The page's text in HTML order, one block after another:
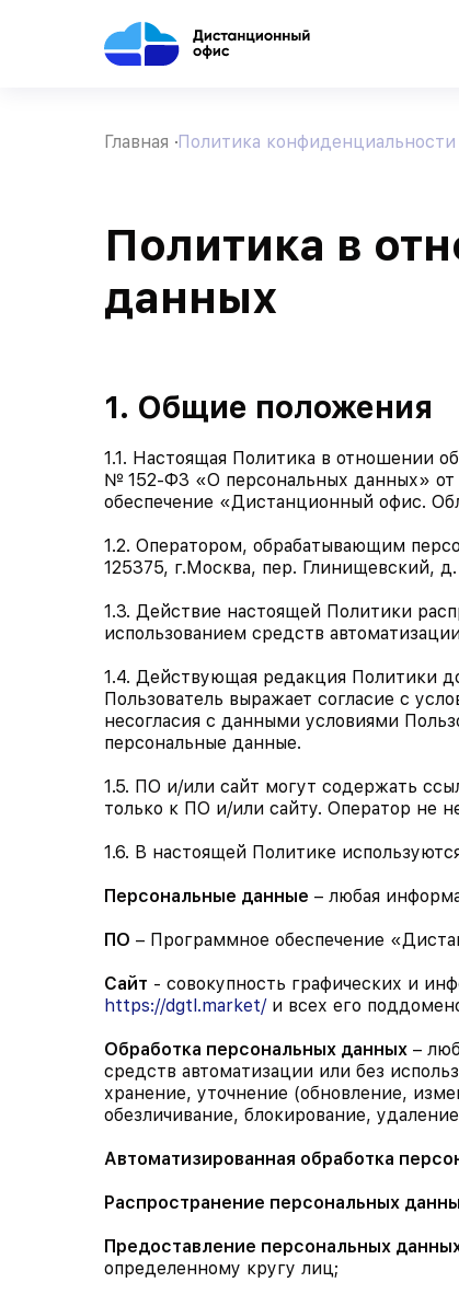
Главная Политика конфиденциальности
Политика в
данных
1. Общие положения
1.1. Настоящая Политика в отношении
№ 152-ФЗ «О персональных данных»
обеспечение «Дистанционный офис.
1.2. Оператором, обрабатывающим
125375, г.Москва, пер. Глинищевский,
1.3. Действие настоящей Политики
использованием средств
1.4. Действующая редакция Политики
Пользователь выражает согласие с
несогласия с данными условиями
персональные данные.
1.5. ПО и/или сайт могут содержать
только к ПО и/или сайту. Оператор не
1.6. В настоящей Политике
Персональные данные – любая
ПО – Программное обеспечение
Сайт - совокупность графических и
https://dgtl.market/и всех его
Обработка персональных данных –
средств автоматизации или без
хранение, уточнение (обновление,
обезличивание, блокирование,
Автоматизированная обработка
Распространение персональных
Предоставление персональных
определенному кругу лиц;